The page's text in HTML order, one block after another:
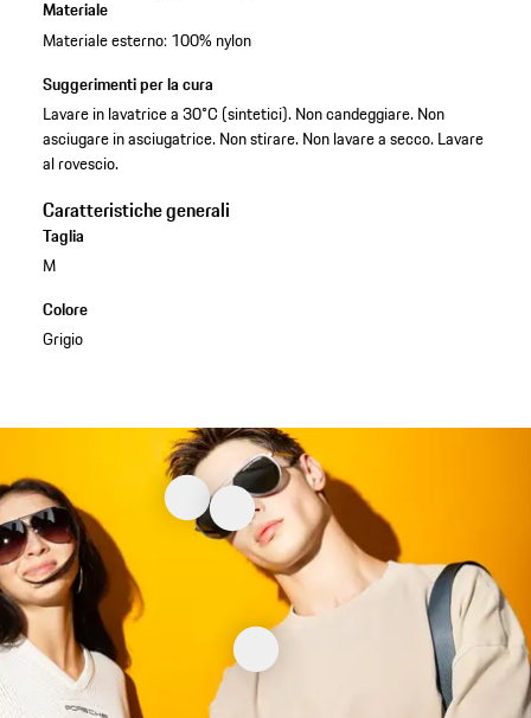
Materiale
Materiale esterno: 100% nylon
Suggerimenti per la cura
Lavare in lavatrice a 30°C (sintetici). Non candeggiare. Non
asciugare in asciugatrice. Non stirare. Non lavare a secco. Lavare
al rovescio.
Caratteristiche generali
Taglia
M
Colore
Grigio